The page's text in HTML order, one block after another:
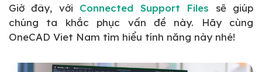
Giờ đây, với Connected Support Files sẽ giúp
chúng ta khắc phục vấn đề này. Hãy cùng
OneCAD Viet Nam tìm hiểu tính năng này nhé!